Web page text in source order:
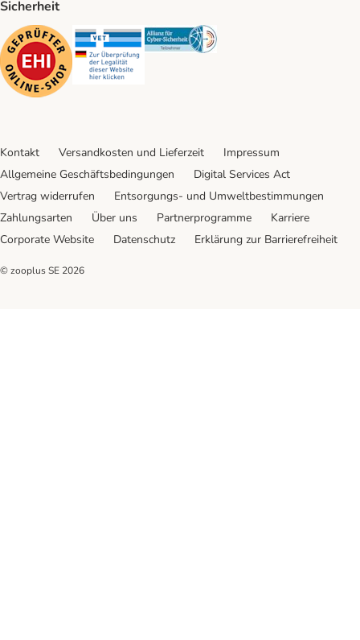
Sicherheit
Security Security Security
Kontakt Versandkosten und Lieferzeit
Impressum
Allgemeine Geschäftsbedingungen
Digital Services Act
Vertrag widerrufen
Entsorgungs- und Umweltbestimmungen
Zahlungsarten
Über uns Partnerprogramme
Karriere
Corporate Website
Datenschutz Erklärung zur Barrierefreiheit
© zooplus SE 2026